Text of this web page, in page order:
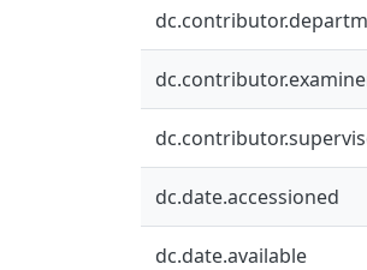
dc.date.accessioned
dc.date.available